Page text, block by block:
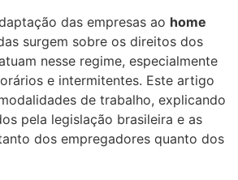
das empresas ao home
surgem sobre os direitos dos
nesse regime, especialmente
e intermitentes. Este artigo
de trabalho, explicando
pela legislação brasileira e as
dos empregadores quanto dos